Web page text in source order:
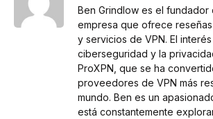
Ben Grindlow es el fundador
empresa que ofrece
y servicios de VPN. El
ciberseguridad y la
ProXPN, que se ha
proveedores de VPN más
mundo. Ben es un
está constantemente